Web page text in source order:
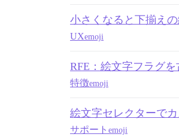
小さくなると下揃え
UXemoji
RFE：絵文字フラグ
特徴emoji
絵文字セレクターで
サポート emoji